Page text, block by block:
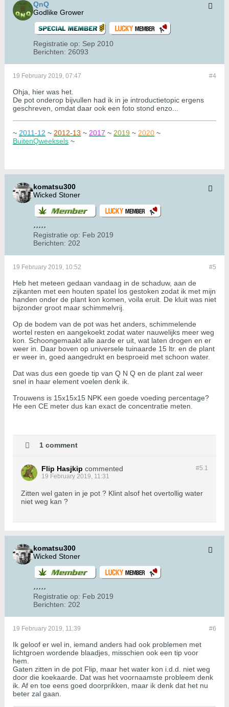
QnQ
Godlike Grower
Registratie op: Sep 2010
Berichten: 26093
#4
19 February 2019, 07:47
Ohja, hier was het.
De pot onderop bijvullen had ik in je introductietopic ergens
geschreven, omdat daar ook een foto stond enzo...
~ 2011-12 ~ 2012-13 ~ 2017 ~ 2019 ~ 2020 ~
BuitenQweeksels ~
komatsu300
Wicked Stoner
Registratie op: Feb 2019
Berichten: 202
#5
19 February 2019, 10:52
Heb het meteen gedaan vandaag in de schaduw, aan de
zijkanten met een houten spatel los gestoken zodat ik met mijn
handen onder de plant kon komen, voila eruit. De kluit was niet
bijzonder groot maar schimmelvrij.
Op de bodem van de pot was het anders, schimmelende
wortel resten en aangekoekt zodat water nauwelijks meer weg
kon. Schoongemaakt alle aarde er uit, wat laten drogen en er
weer in. Daar boven op universele tuinaarde 15 ltr. en de plant
er weer in, goed aangedrukt en besproeid met schoon water.
Dat was dus een goede tip van Q N Q en de plant zal weer
snel in haar element voelen denk ik.
Trouwens is 15x15x15 NPK een goede voeding percentage?
He een CE meter dus kan exact de concentratie meten.
1 comment
#5.1
Flip Hasjkip commented
19 February 2019, 11:31
Zitten wel gaten in je pot ? Klint alsof het overtollig water
niet weg kan ?
komatsu300
Wicked Stoner
Registratie op: Feb 2019
Berichten: 202
#6
19 February 2019, 11:39
Ik geloof er wel in, iemand anders had ook problemen met
lichtgroen wordende blaadjes, misschien ook een tip voor
hem.
Gaten zitten in de pot Flip, maar het water kon i.d.d. niet weg
door die koekaarde. Dat was het voornaamste probleem denk
ik. Af en toe eens goed doorprikken, maar ik denk dat het nu
beter zal gaan.